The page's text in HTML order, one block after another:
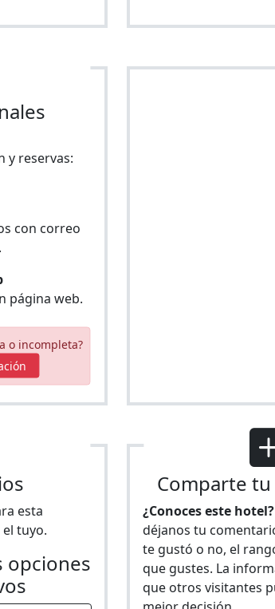
y reservas:
con correo
página web.
o incompleta?
esta
tuyo.
opciones
Comparte
¿Conoces este hotel?
déjanos tu
te gustó o no, el
que gustes. La
que otros visitantes